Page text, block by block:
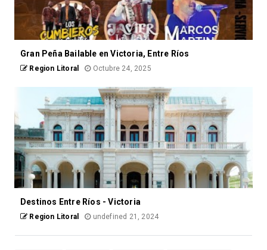
Gran Peña Bailable en Victoria, Entre Ríos
Region Litoral Octubre 24, 2025
Destinos Entre Ríos - Victoria
Region Litoral undefined 21, 2024